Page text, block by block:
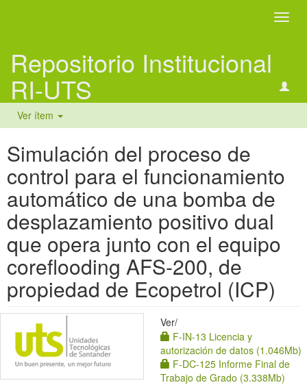
Repositorio Institucional
RI-UTS
Ver ítem
Simulación del proceso de
control para el funcionamiento
automático de una bomba de
desplazamiento positivo dual
que opera junto con el equipo
coreflooding AFS-200, de
propiedad de Ecopetrol (ICP)
Ver/
F-IN-13 Licencia y
autorización de datos (1.046Mb)
F-DC-125 Informe Final de
Trabajo de Grado (3.338Mb)